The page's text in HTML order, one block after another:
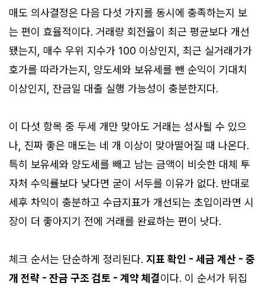
매도 의사결정은 다음 다섯 가지를 동시에 충족하는지 보
는 편이 효율적이다. 거래량 회전율이 최근 평균보다 개선
됐는지, 매수 우위 지수가 100 이상인지, 최근 실거래가가
호가를 따라가는지, 양도세와 보유세를 뺀 순익이 기대치
이상인지, 잔금일 대출 실행 가능성이 충분한지다.
이 다섯 항목 중 두세 개만 맞아도 거래는 성사될 수 있으
나, 진짜 좋은 매도는 네 개 이상이 맞아떨어질 때 나온다.
특히 보유세와 양도세를 빼고 남는 금액이 비슷한 대체 투
자처 수익률보다 낮다면 굳이 서두를 이유가 없다. 반대로
세후 차익이 충분하고 수급지표가 개선되는 초입이라면 시
장이 더 좋아지기 전에 거래를 완료하는 편이 낫다.
체크 순서는 단순하게 정리된다. 지표 확인 - 세금 계산 - 중
개 전략 - 잔금 구조 검토 - 계약 체결이다. 이 순서가 뒤집